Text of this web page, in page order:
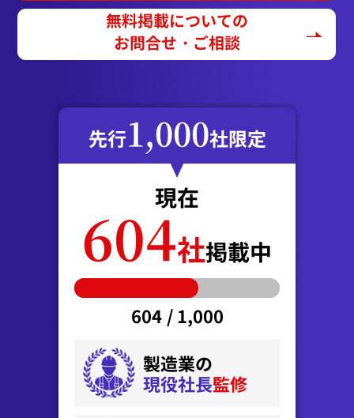
無料掲載についての
お問合せ・ご相談
先行1,000社限定
現在
604社掲載中
604 /1,000
製造業の
現役社長監修